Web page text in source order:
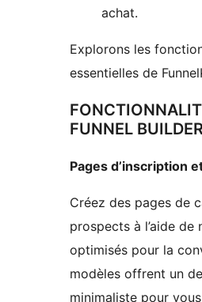
achat.
Explorons les
essentielles de
FUNNEL
Pages d’inscription
Créez des pages de
prospects à l’aide de
optimisés pour la
modèles offrent un
minimaliste pour